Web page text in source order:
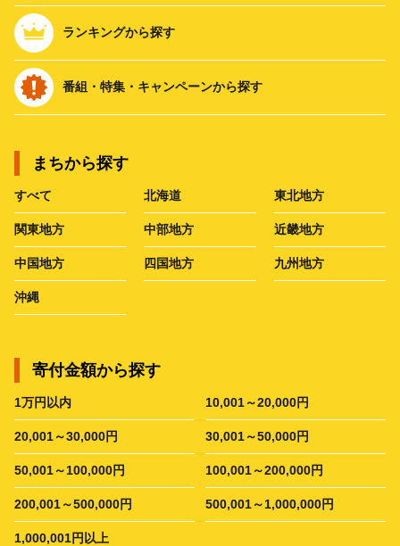
ランキングから探す
番組・特集・キャンペーンから探す
まちから探す
すべて 北海道 東北地方
関東地方 中部地方 近畿地方
中国地方 四国地方 九州地方
沖縄
寄付金額から探す
1万円以内 10,001～20,000円
20,001～30,000円 30,001～50,000円
50,001～100,000円 100,001～200,000円
200,001～500,000円 500,001～1,000,000円
1,000,001円以上